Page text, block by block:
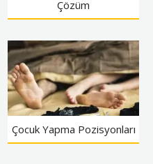
Çözüm
Çocuk Yapma Pozisyonları